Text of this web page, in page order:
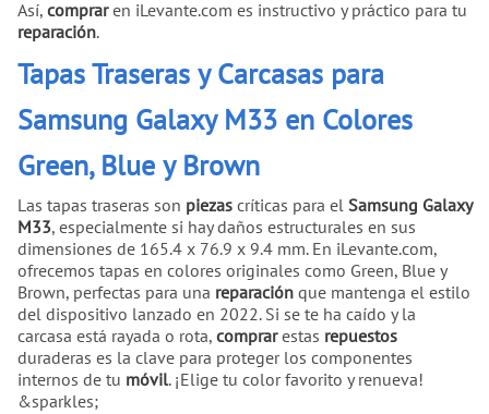
Así, compraren iLevante.com es instructivo y práctico para tu
reparación.
Tapas Traseras y Carcasas para
Samsung Galaxy M33 en Colores
Green, Blue y Brown
Las tapas traseras son piezas críticas para el Samsung Galaxy
M33, especialmente si hay daños estructurales en sus
dimensiones de 165.4 x 76.9 x 9.4 mm. En iLevante.com,
ofrecemos tapas en colores originales como Green, Blue y
Brown, perfectas para una reparación que mantenga el estilo
del dispositivo lanzado en 2022. Si se te ha caído y la
carcasa está rayada o rota, comprarestas repuestos
duraderas es la clave para proteger los componentes
internos de tu móvil. ¡Elige tu color favorito y renueva!
&sparkles;